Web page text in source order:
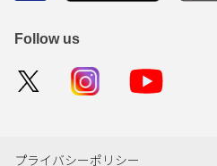
Follow us
プライバシーポリシー